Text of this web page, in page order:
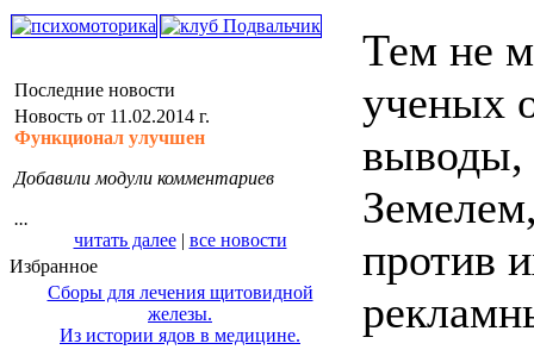
Последние новости
Новость от 11.02.2014 г.
Функционал улучшен
Добавили модули комментариев
...
читать далее| все новости
Избранное
Сборы для лечения щитовидной
железы.
Из истории ядов в медицине.
Тем не
ученых
против